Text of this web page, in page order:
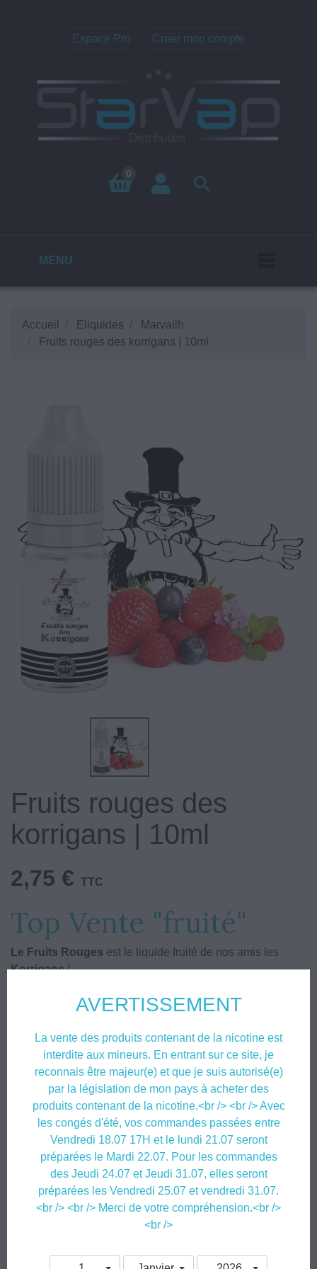
Espace Pro Creer mon compte
0 
MENU
Accueil Eliquides
Marvailh
Fruits rouges des korrigans | 10ml
Fruits rouges des
korrigans | 10ml
2,75 € TTC
Top Vente "fruité"
Le Fruits Rouges est le liquide fruité de nos amis les
Korrigans!
Fruits Rouges des Korrigans est un cocktail
explosif de saveurs dans lequel vous retrouverez entre
autres,
fraises des bois, mûres, cassis, et framboises
Conditionné en flacon 10ml, avec protection d’ouverture
enfant, bague d’inviolabilité et pipette intégrée.
Disponible en 0mg | 3mg | 6mg | 12mg | 16mg
Composé en 50% Propylène Glycol et 50% Glycérine
Végétale, d’arômes alimentaires 100% français.
Le eliquideFruits Rouges des Korrigansest créé par Starvap et produit en
France par
Yaalom, 24 rue des Sablons 94470 Boissy-Saint-Leger
règlement n°1272/2008
AVERTISSEMENT
La vente des produits contenant de la nicotine est
interdite aux mineurs. En entrant sur ce site, je
reconnais être majeur(e) et que je suis autorisé(e)
par la législation de mon pays à acheter des
produits contenant de la nicotine.<br /> <br /> Avec
les congés d'été, vos commandes passées entre
Vendredi 18.07 17H et le lundi 21.07 seront
préparées le Mardi 22.07. Pour les commandes
des Jeudi 24.07 et Jeudi 31.07, elles seront
préparées les Vendredi 25.07 et vendredi 31.07.
<br /> <br /> Merci de votre compréhension.<br />
<br />